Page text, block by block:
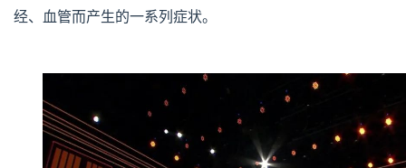
经、血管而产生的一系列症状。